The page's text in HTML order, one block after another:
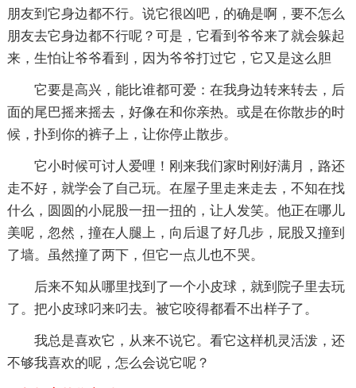
朋友到它身边都不行。说它很凶吧，的确是啊，要不怎么
朋友去它身边都不行呢？可是，它看到爷爷来了就会躲起
来，生怕让爷爷看到，因为爷爷打过它，它又是这么胆
它要是高兴，能比谁都可爱：在我身边转来转去，后
面的尾巴摇来摇去，好像在和你亲热。或是在你散步的时
候，扑到你的裤子上，让你停止散步。
它小时候可讨人爱哩！刚来我们家时刚好满月，路还
走不好，就学会了自己玩。在屋子里走来走去，不知在找
什么，圆圆的小屁股一扭一扭的，让人发笑。他正在哪儿
美呢，忽然，撞在人腿上，向后退了好几步，屁股又撞到
了墙。虽然撞了两下，但它一点儿也不哭。
后来不知从哪里找到了一个小皮球，就到院子里去玩
了。把小皮球叼来叼去。被它咬得都看不出样子了。
我总是喜欢它，从来不说它。看它这样机灵活泼，还
不够我喜欢的呢，怎么会说它呢？